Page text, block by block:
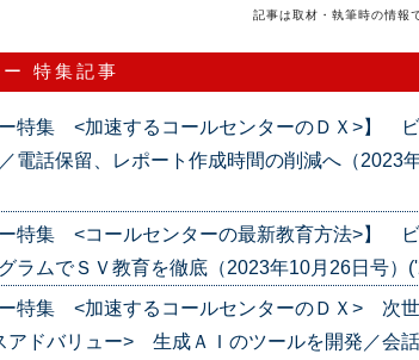
記事は取材・執筆時の情報
特集記事
ー特集 <加速するコールセンターのＤＸ>】
電話保留、レポート作成時間の削減へ（2023
ー特集 <コールセンターの最新教育方法>】
ラムでＳＶ教育を徹底（2023年10月26日号）
ー特集 <加速するコールセンターのＤＸ> 次世
ドバリュー> 生成ＡＩのツールを開発／会